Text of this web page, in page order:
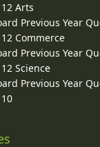
Arts
Previous Year
Commerce
Previous Year
Science
Previous Year